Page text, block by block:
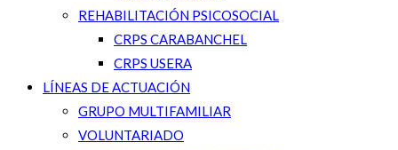
REHABILITACIÓN PSICOSOCIAL
CRPS CARABANCHEL
CRPS USERA
LÍNEAS DE ACTUACIÓN
GRUPO MULTIFAMILIAR
VOLUNTARIADO